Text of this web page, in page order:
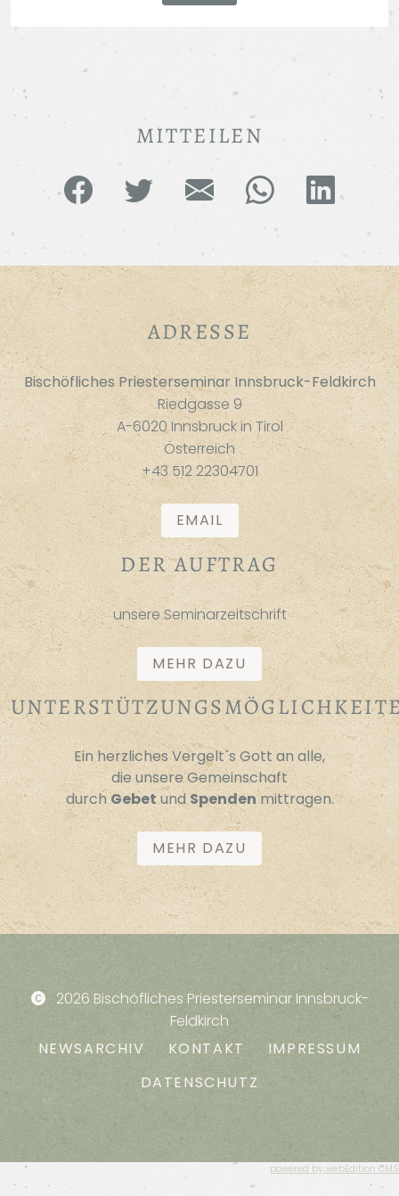
MITTEILEN
ADRESSE
Bischöfliches Priesterseminar Innsbruck-Feldkirch
Riedgasse 9
A-6020 Innsbruck in Tirol
Österreich
+43 512 22304701
EMAIL
DER AUFTRAG
unsere Seminarzeitschrift
MEHR DAZU
Ein herzliches Vergelt´s Gott an alle,
die unsere Gemeinschaft
durchGebetundSpendenmittragen.
MEHR DAZU
2026 Bischöfliches Priesterseminar Innsbruck-
Feldkirch
NEWSARCHIV
KONTAKT
IMPRESSUM
DATENSCHUTZ
powered by webEdition CMS